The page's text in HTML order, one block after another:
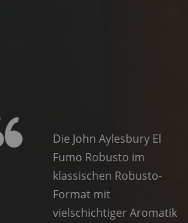
Die John Aylesbury El
Fumo Robusto im
klassischen Robusto-
Format mit
vielschichtiger Aromatik